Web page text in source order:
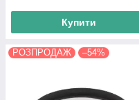
Купити
РОЗПРОДАЖ –54%